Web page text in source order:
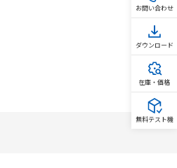
お問い合わせ
ダウンロード
在庫・価格
無料テスト機